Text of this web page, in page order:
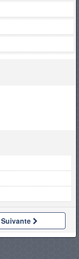
Suivante